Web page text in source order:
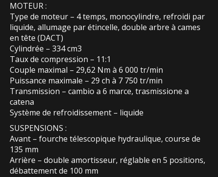
MOTEUR :
Type de moteur – 4 temps, monocylindre, refroidi par
liquide, allumage par étincelle, double arbre à cames
en tête (DACT)
Cylindrée – 334 cm3
Taux de compression – 11:1
Couple maximal – 29,62 Nm à 6 000 tr/min
Puissance maximale – 29 ch à 7 750 tr/min
Transmission – cambio a 6 marce, trasmissione a
catena
Système de refroidissement – liquide
SUSPENSIONS :
Avant – fourche télescopique hydraulique, course de
135 mm
Arrière – double amortisseur, réglable en 5 positions,
débattement de 100 mm